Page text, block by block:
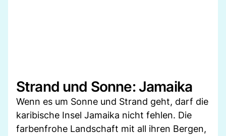
Strand und Sonne: Jamaika
Wenn es um Sonne und Strand geht, darf die
karibische Insel Jamaika nicht fehlen. Die
farbenfrohe Landschaft mit all ihren Bergen,